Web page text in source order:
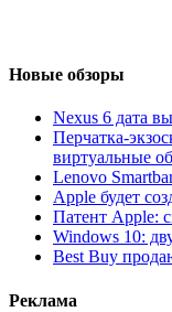
Новые обзоры
Nexus 6 дата
Перчатка-
виртуальные
Lenovo
Apple будет
Патент Apple:
Windows 10:
Best Buy
Реклама